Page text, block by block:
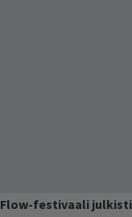
Flow-festivaali